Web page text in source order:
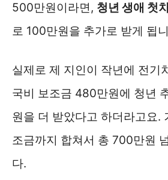
500만원이라면, 청년 생애 첫
로 100만원을 추가로 받게 됩
실제로 제 지인이 작년에 전기
국비 보조금 480만원에 청년
원을 더 받았다고 하더라고요.
조금까지 합쳐서 총 700만원
다.